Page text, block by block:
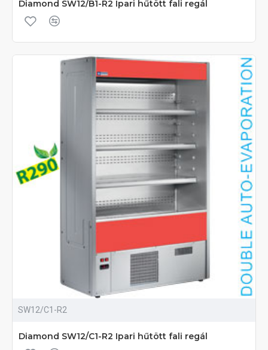
Diamond SW12/B1-R2 Ipari hűtött fali regál
SW12/C1-R2
Diamond SW12/C1-R2 Ipari hűtött fali regál